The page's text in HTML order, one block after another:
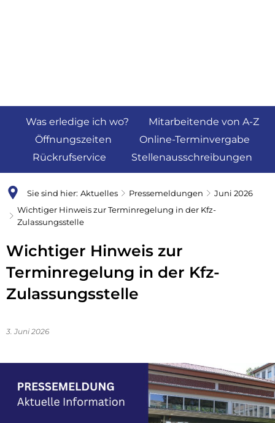
Was erledige ich wo?
Mitarbeitende von A-Z
Öffnungszeiten
Online-Terminvergabe
Rückrufservice
Stellenausschreibungen
Sie sind hier: Aktuelles Pressemeldungen
Juni 2026
Wichtiger Hinweis zur Terminregelung in der Kfz-
Zulassungsstelle
Wichtiger Hinweis zur
Terminregelung in der Kfz-
Zulassungsstelle
3. Juni 2026